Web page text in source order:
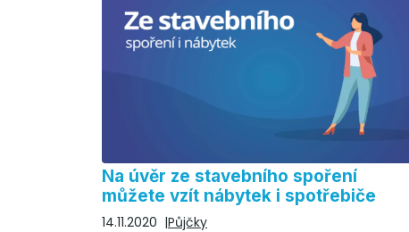
Na úvěr ze stavebního spoření
můžete vzít nábytek i spotřebiče
14.11.2020
Půjčky